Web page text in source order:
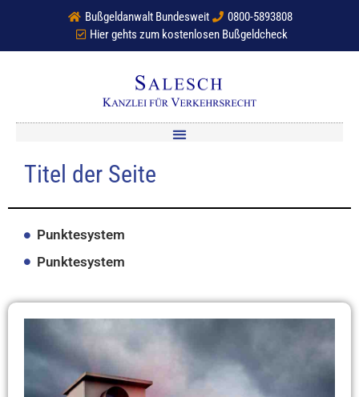
Bußgeldanwalt Bundesweit
0800-5893808
Hier gehts zum kostenlosen Bußgeldcheck
Titel der Seite
Punktesystem
Punktesystem